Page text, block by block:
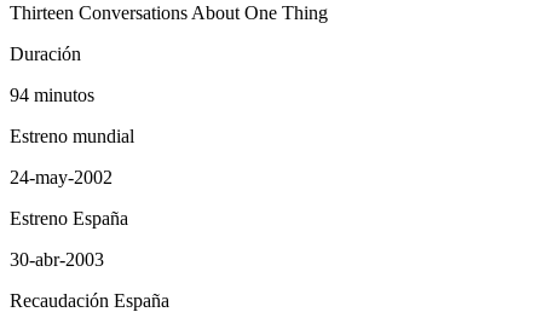
Thirteen Conversations About One Thing
Duración
94 minutos
Estreno mundial
24-may-2002
Estreno España
30-abr-2003
Recaudación España